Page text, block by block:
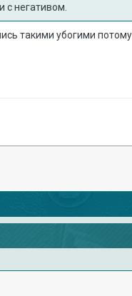
негативом.
такими убогими